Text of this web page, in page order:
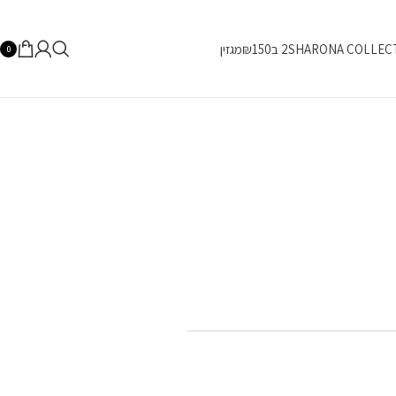
SHARONA2 ב₪150 מגזין 0